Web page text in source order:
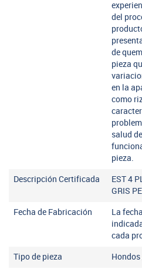
del
de
pieza
en la
como
salud
pieza.
Descripción Certificada
EST 4
GRIS
Fecha de Fabricación
La
cada
Tipo de pieza